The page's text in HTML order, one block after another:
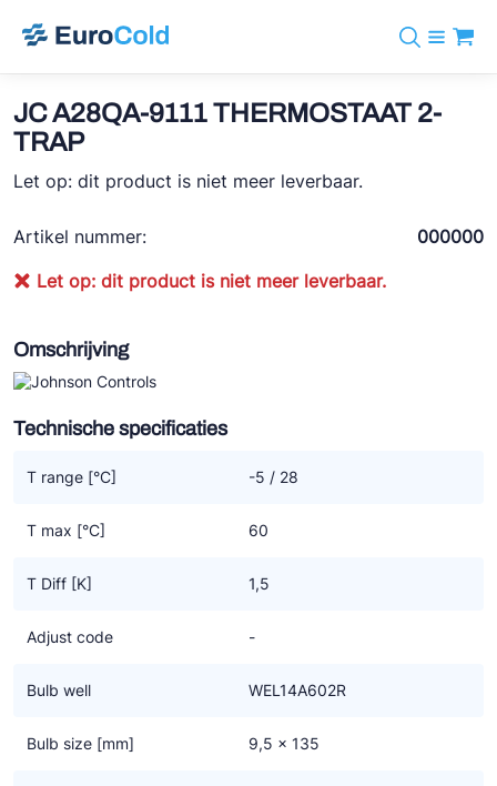
info@eurocold.nl
Merken
BOCK
Castel
VACON
REFFLEX®
Johnson Controls
Doucette Industries
TEKLAB
Koudemiddelen
Diensten
Nieuws
JC A28QA-9111 THERMOSTAAT 2-
TRAP
Let op: dit product is niet meer leverbaar.
Artikel nummer:
000000
Let op: dit product is niet meer leverbaar.
Omschrijving
Technische specificaties
T range [°C] -5 / 28
T max [°C] 60
T Diff [K] 1,5
Adjust code -
Bulb well WEL14A602R
Bulb size [mm] 9,5 x 135